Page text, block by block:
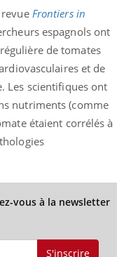
Frontiers in
espagnols ont
de tomates
et de
Les scientifiques ont
nutriments (comme
étaient corrélés à
vous à la newsletter
S'inscrire